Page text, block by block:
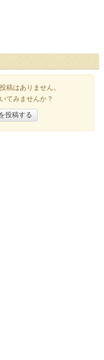
稿はありません。
てみませんか？
投稿する